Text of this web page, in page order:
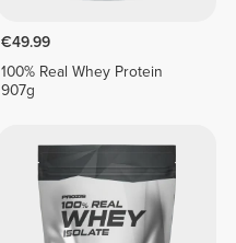
€49.99
100% Real Whey Protein
907g